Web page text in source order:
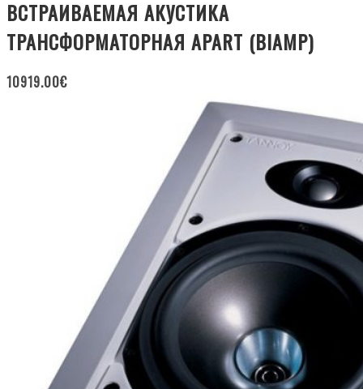
ВСТРАИВАЕМАЯ АКУСТИКА
ТРАНСФОРМАТОРНАЯ APART (BIAMP)
10919.00€